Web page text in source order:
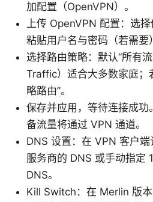
加配置（OpenVPN）。
上传 OpenVPN 配置：选择
粘贴用户名与密码（若需要
选择路由策略：默认“所有
Traffic）适合大多数家庭；
略路由”。
保存并应用，等待连接成功
备流量将通过 VPN 通道。
DNS 设置：在 VPN 客户
服务商的 DNS 或手动指定
DNS。
Kill Switch：在 Merlin 版